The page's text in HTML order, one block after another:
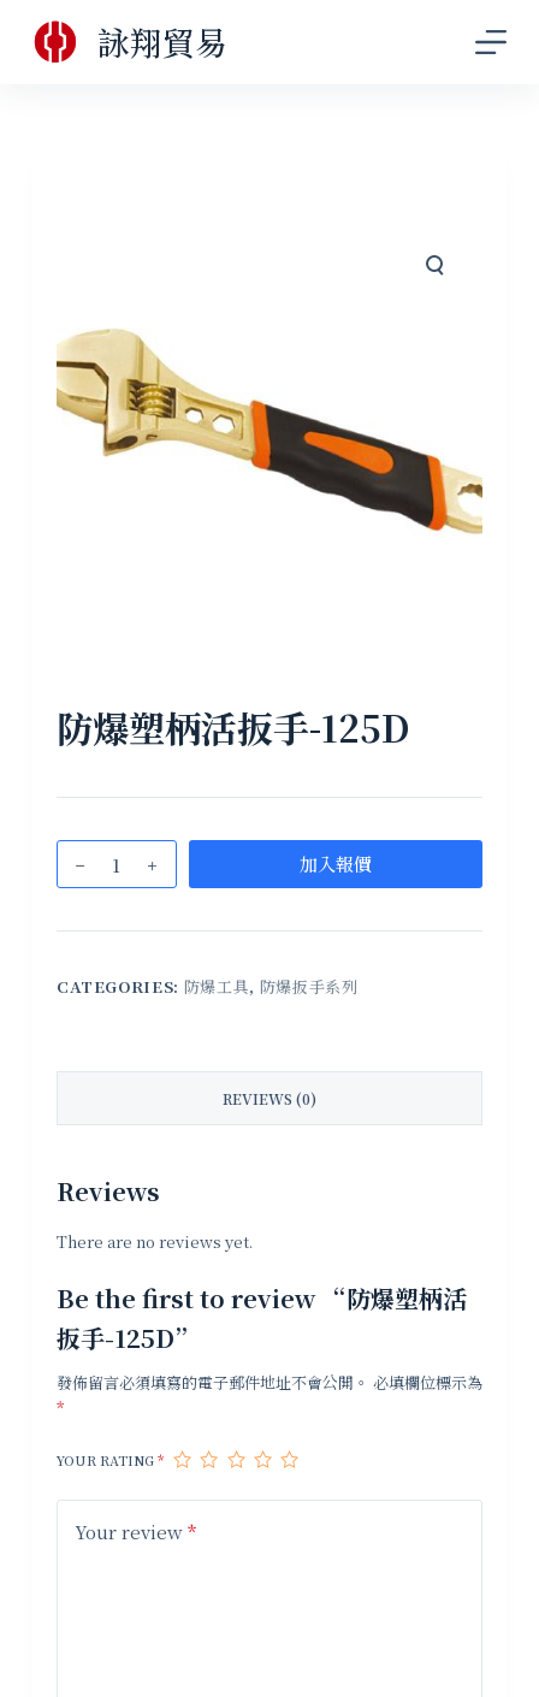
跳
至
詠翔貿易
防爆塑柄活扳手-125D
加入報價
CATEGORIES: 防爆工具, 防爆扳手系列
REVIEWS (0)
Reviews
There are no reviews yet.
Be the first to review “防爆塑柄活
扳手-125D”
發佈留言必須填寫的電子郵件地址不會公開。 必填欄位標示為
*
YOUR RATING*
Your review*